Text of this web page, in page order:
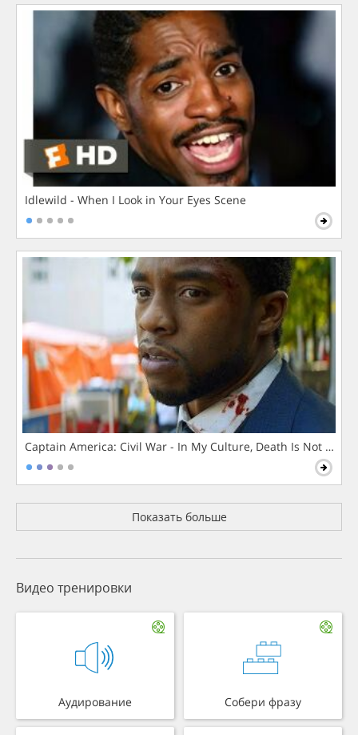
Idlewild - When I Look in Your Eyes Scene
Captain America: Civil War - In My Culture, Death Is Not The
Показать больше
Видео тренировки
Аудирование Собери фразу